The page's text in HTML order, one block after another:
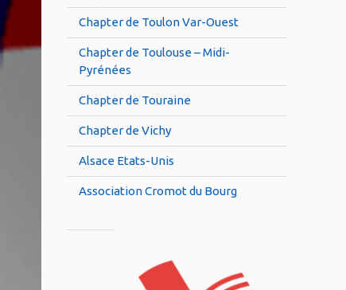
Chapter de Toulon Var-Ouest
Chapter de Toulouse – Midi-
Pyrénées
Chapter de Touraine
Chapter de Vichy
Alsace Etats-Unis
Association Cromot du Bourg